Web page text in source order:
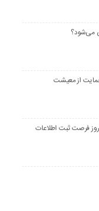
می‌شود؟
از معیشت
کالابرگ نگرفته‌ها بخوانند؛ ۱۵ روز فرصت ثبت اطلاعات